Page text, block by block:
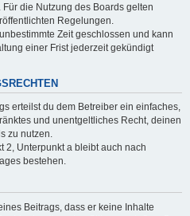
die Nutzung des Boards gelten
Regelungen.
Zeit geschlossen und kann
einer Frist jederzeit gekündigt
erteilst du dem Betreiber ein einfaches,
und unentgeltliches Recht, deinen
zu nutzen.
2, Unterpunkt a bleibt auch nach
bestehen.
Beitrags, dass er keine Inhalte